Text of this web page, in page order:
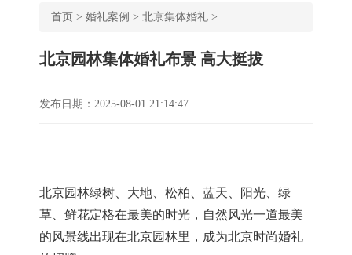
首页 > 婚礼案例 > 北京集体婚礼 >
北京园林集体婚礼布景 高大挺拔
发布日期：2025-08-01 21:14:47
北京园林绿树、大地、松柏、蓝天、阳光、绿
草、鲜花定格在最美的时光，自然风光一道最美
的风景线出现在北京园林里，成为北京时尚婚礼